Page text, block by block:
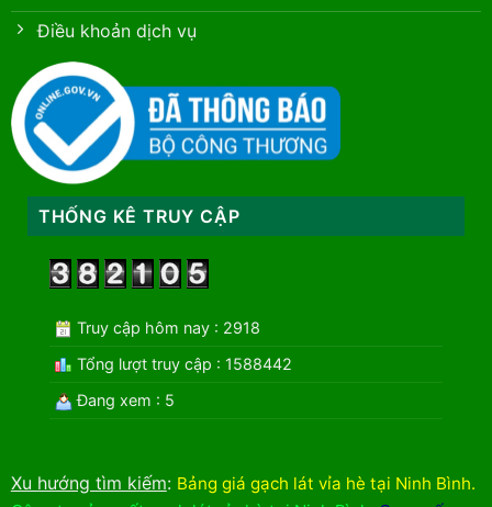
Điều khoản dịch vụ
THỐNG KÊ TRUY CẬP
Truy cập hôm nay : 2918
Tổng lượt truy cập : 1588442
Đang xem : 5
Xu hướng tìm kiếm: Bảng giá gạch lát vỉa hè tại Ninh Bình.